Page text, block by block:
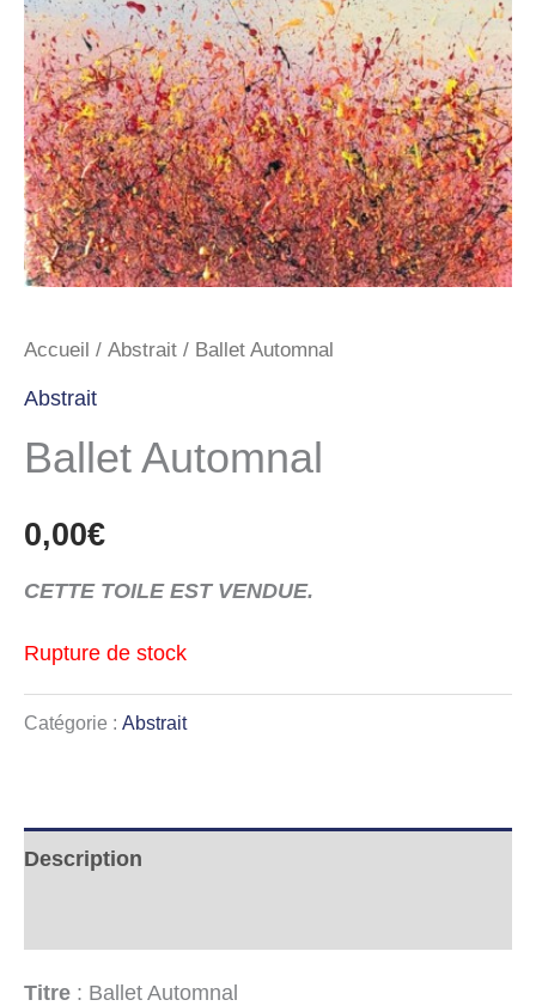
Accueil / Abstrait / Ballet Automnal
Abstrait
Ballet Automnal
0,00€
CETTE TOILE EST VENDUE.
Rupture de stock
Catégorie : Abstrait
Description
Titre : Ballet Automnal